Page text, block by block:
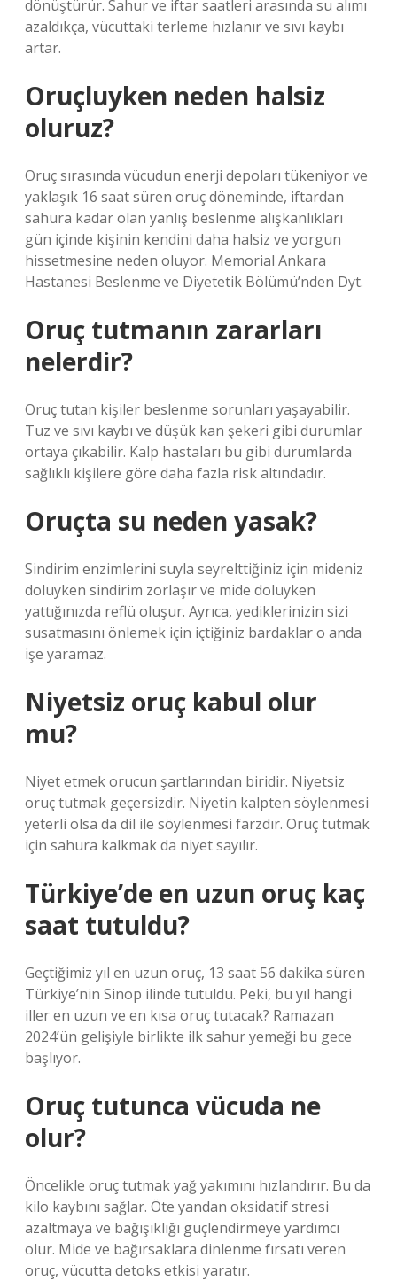
dönüştürür. Sahur ve iftar saatleri arasında su alımı
azaldıkça, vücuttaki terleme hızlanır ve sıvı kaybı
artar.
Oruçluyken neden halsiz
oluruz?
Oruç sırasında vücudun enerji depoları tükeniyor ve
yaklaşık 16 saat süren oruç döneminde, iftardan
sahura kadar olan yanlış beslenme alışkanlıkları
gün içinde kişinin kendini daha halsiz ve yorgun
hissetmesine neden oluyor. Memorial Ankara
Hastanesi Beslenme ve Diyetetik Bölümü’nden Dyt.
Oruç tutmanın zararları
nelerdir?
Oruç tutan kişiler beslenme sorunları yaşayabilir.
Tuz ve sıvı kaybı ve düşük kan şekeri gibi durumlar
ortaya çıkabilir. Kalp hastaları bu gibi durumlarda
sağlıklı kişilere göre daha fazla risk altındadır.
Oruçta su neden yasak?
Sindirim enzimlerini suyla seyrelttiğiniz için mideniz
doluyken sindirim zorlaşır ve mide doluyken
yattığınızda reflü oluşur. Ayrıca, yediklerinizin sizi
susatmasını önlemek için içtiğiniz bardaklar o anda
işe yaramaz.
Niyetsiz oruç kabul olur
mu?
Niyet etmek orucun şartlarından biridir. Niyetsiz
oruç tutmak geçersizdir. Niyetin kalpten söylenmesi
yeterli olsa da dil ile söylenmesi farzdır. Oruç tutmak
için sahura kalkmak da niyet sayılır.
Türkiye’de en uzun oruç kaç
saat tutuldu?
Geçtiğimiz yıl en uzun oruç, 13 saat 56 dakika süren
Türkiye’nin Sinop ilinde tutuldu. Peki, bu yıl hangi
iller en uzun ve en kısa oruç tutacak? Ramazan
2024’ün gelişiyle birlikte ilk sahur yemeği bu gece
başlıyor.
Oruç tutunca vücuda ne
olur?
Öncelikle oruç tutmak yağ yakımını hızlandırır. Bu da
kilo kaybını sağlar. Öte yandan oksidatif stresi
azaltmaya ve bağışıklığı güçlendirmeye yardımcı
olur. Mide ve bağırsaklara dinlenme fırsatı veren
oruç, vücutta detoks etkisi yaratır.